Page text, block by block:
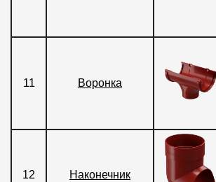
11 Воронка
12 Наконечник